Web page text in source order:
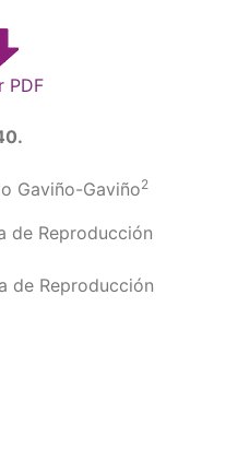
PDF
Gaviño-Gaviño2
de Reproducción
de Reproducción